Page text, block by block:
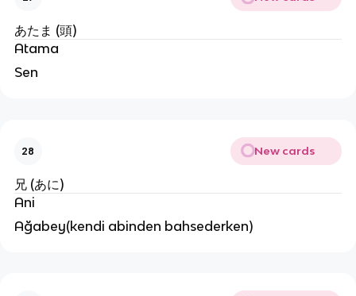
あたま (頭)
Atama
Sen
28 New cards
兄 (あに)
Ani
Ağabey(kendi abinden bahsederken)